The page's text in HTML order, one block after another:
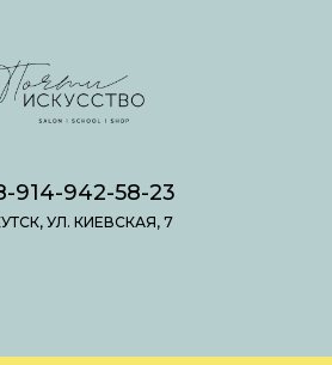
914-942-58-23
УЛ. КИЕВСКАЯ, 7